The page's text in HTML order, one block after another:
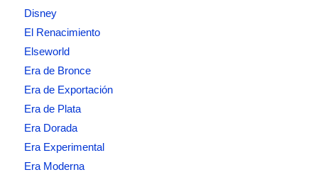
Disney
El Renacimiento
Elseworld
Era de Bronce
Era de Exportación
Era de Plata
Era Dorada
Era Experimental
Era Moderna